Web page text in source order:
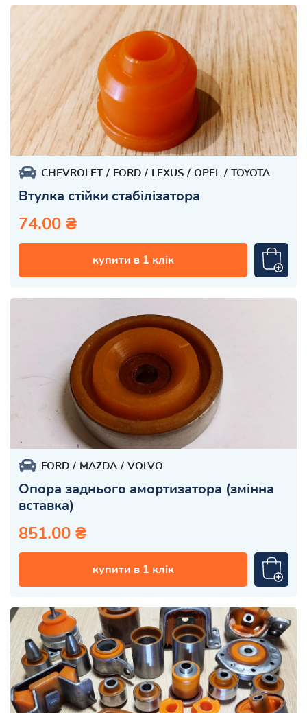
CHEVROLET FORD LEXUS OPEL TOYOTA
Втулка стійки стабілізатора
74.00 ₴
купити в 1 клік
FORD MAZDA VOLVO
Опора заднього амортизатора (змінна
вставка)
851.00 ₴
купити в 1 клік